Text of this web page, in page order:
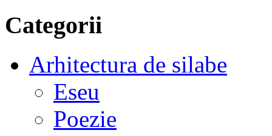
Categorii
Arhitectura de silabe
Eseu
Poezie